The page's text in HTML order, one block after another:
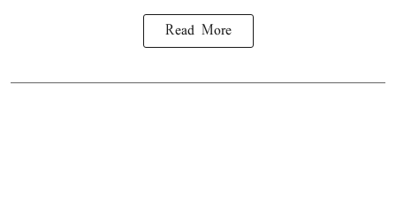
Read More